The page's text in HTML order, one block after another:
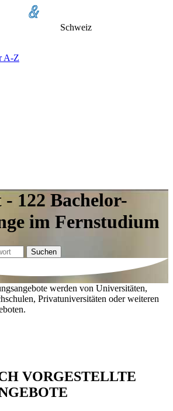
Schweiz
A-Z
122 Bachelor-
im Fernstudium
Suchen
werden von Universitäten,
Privatuniversitäten oder weiteren
VORGESTELLTE